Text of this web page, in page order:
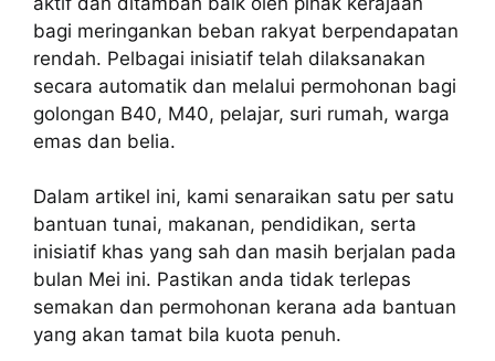
bagi meringankan beban rakyat berpendapatan
rendah. Pelbagai inisiatif telah dilaksanakan
secara automatik dan melalui permohonan bagi
golongan B40, M40, pelajar, suri rumah, warga
emas dan belia.
Dalam artikel ini, kami senaraikan satu per satu
bantuan tunai, makanan, pendidikan, serta
inisiatif khas yang sah dan masih berjalan pada
bulan Mei ini. Pastikan anda tidak terlepas
semakan dan permohonan kerana ada bantuan
yang akan tamat bila kuota penuh.